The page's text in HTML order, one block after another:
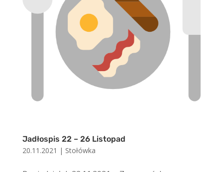
Jadłospis 22 – 26 Listopad
20.11.2021 | Stołówka